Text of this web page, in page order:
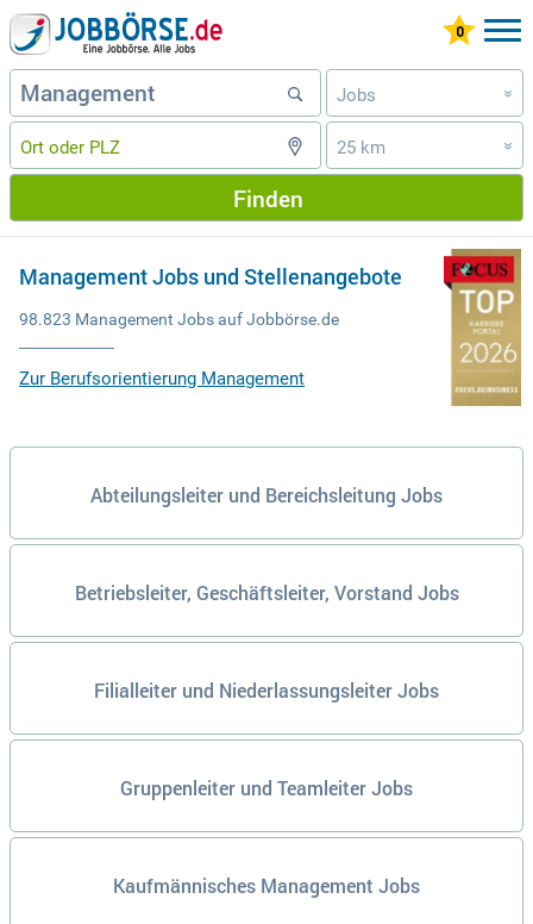
Jobs »
25 km »
Finden
Management Jobs und Stellenangebote
98.823 Management Jobs auf Jobbörse.de
Zur Berufsorientierung Management
Abteilungsleiter und Bereichsleitung Jobs
Betriebsleiter, Geschäftsleiter, Vorstand Jobs
Filialleiter und Niederlassungsleiter Jobs
Gruppenleiter und Teamleiter Jobs
Kaufmännisches Management Jobs